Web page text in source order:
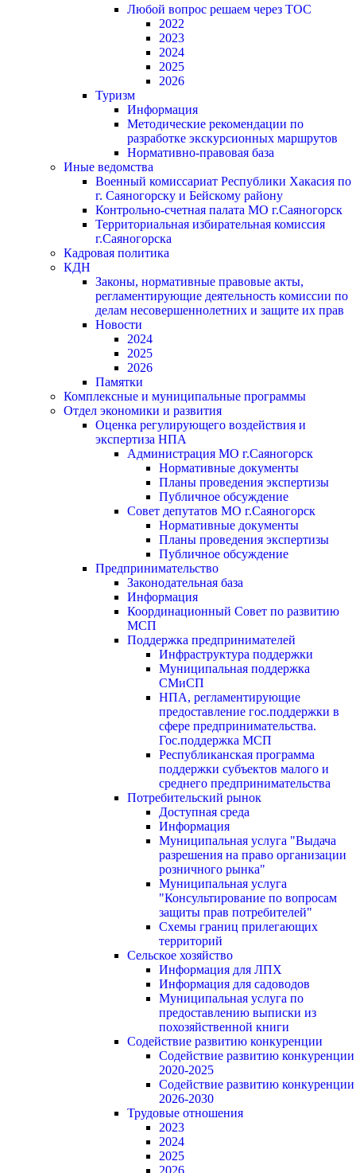
Любой вопрос решаем через ТОС
2022
2023
2024
2025
2026
Туризм
Информация
Методические рекомендации по
разработке экскурсионных маршрутов
Нормативно-правовая база
Иные ведомства
Военный комиссариат Республики Хакасия по
г. Саяногорску и Бейскому району
Контрольно-счетная палата МО г.Саяногорск
Территориальная избирательная комиссия
г.Саяногорска
Кадровая политика
КДН
Законы, нормативные правовые акты,
регламентирующие деятельность комиссии по
делам несовершеннолетних и защите их прав
Новости
2024
2025
2026
Памятки
Комплексные и муниципальные программы
Отдел экономики и развития
Оценка регулирующего воздействия и
экспертиза НПА
Администрация МО г.Саяногорск
Нормативные документы
Планы проведения экспертизы
Публичное обсуждение
Совет депутатов МО г.Саяногорск
Нормативные документы
Планы проведения экспертизы
Публичное обсуждение
Предпринимательство
Законодательная база
Информация
Координационный Совет по развитию
МСП
Поддержка предпринимателей
Инфраструктура поддержки
Муниципальная поддержка
СМиСП
НПА, регламентирующие
предоставление гос.поддержки в
сфере предпринимательства.
Гос.поддержка МСП
Республиканская программа
поддержки субъектов малого и
среднего предпринимательства
Потребительский рынок
Доступная среда
Информация
Муниципальная услуга "Выдача
разрешения на право организации
розничного рынка"
Муниципальная услуга
"Консультирование по вопросам
защиты прав потребителей"
Схемы границ прилегающих
территорий
Сельское хозяйство
Информация для ЛПХ
Информация для садоводов
Муниципальная услуга по
предоставлению выписки из
похозяйственной книги
Содействие развитию конкуренции
Содействие развитию конкуренции
2020-2025
Содействие развитию конкуренции
2026-2030
Трудовые отношения
2023
2024
2025